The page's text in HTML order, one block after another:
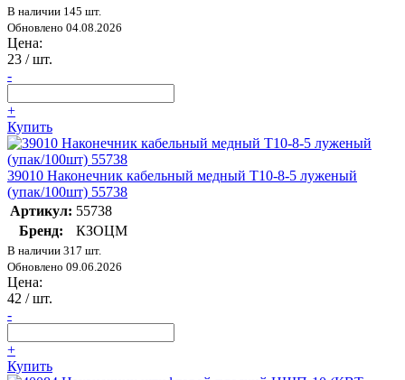
В наличии 145 шт.
Обновлено 04.08.2026
Цена:
23 / шт.
-
+
Купить
39010 Наконечник кабельный медный Т10-8-5 луженый
(упак/100шт) 55738
Артикул: 55738
Бренд:
КЗОЦМ
В наличии 317 шт.
Обновлено 09.06.2026
Цена:
42 / шт.
-
+
Купить